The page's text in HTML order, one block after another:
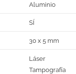
Aluminio
SÍ
30 x 5 mm
Láser
Tampografía